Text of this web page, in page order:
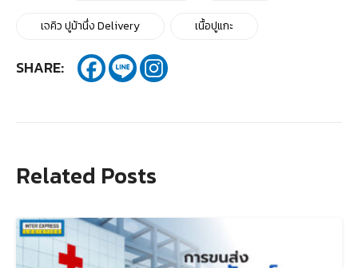
เจคิว ปูม้านึ่ง Delivery เนื้อปูแกะ
SHARE:
Related Posts